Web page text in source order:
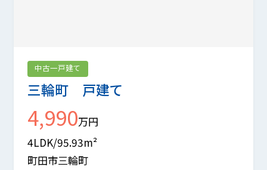
三輪町 戸建て
中古一戸建て
4,990万円
4LDK/95.93m²
町田市三輪町